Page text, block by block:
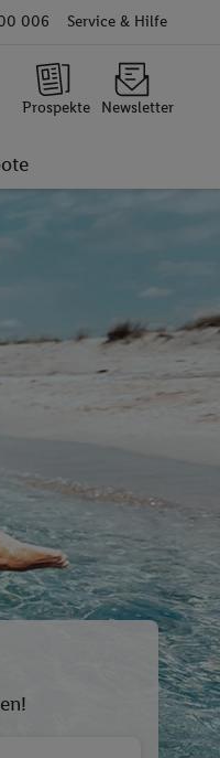
006 Service & Hilfe
Prospekte Newsletter